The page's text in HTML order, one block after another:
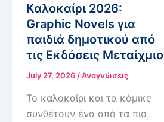
Καλοκαίρι 2026:
Graphic Novels για
παιδιά δημοτικού από
τις Εκδόσεις Μεταίχμιο
July 27, 2026 /Αναγνώσεις
Το καλοκαίρι και τα κόμικς
συνθέτουν ένα από τα πιο